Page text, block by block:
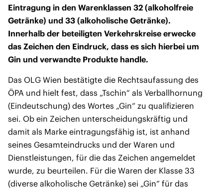
Eintragung in den Warenklassen 32 (alkoholfreie
Getränke) und 33 (alkoholische Getränke).
Innerhalb der beteiligten Verkehrskreise erwecke
das Zeichen den Eindruck, dass es sich hierbei um
Gin und verwandte Produkte handle.
Das OLG Wien bestätigte die Rechtsaufassung des
ÖPA und hielt fest, dass „Tschin“ als Verballhornung
(Eindeutschung) des Wortes „Gin“ zu qualifizieren
sei. Ob ein Zeichen unterscheidungskräftig und
damit als Marke eintragungsfähig ist, ist anhand
seines Gesamteindrucks und der Waren und
Dienstleistungen, für die das Zeichen angemeldet
wurde, zu beurteilen. Für die Waren der Klasse 33
(diverse alkoholische Getränke) sei „Gin“ für das